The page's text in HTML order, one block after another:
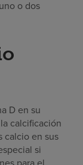
o dos
D en su
calcificación
calcio en sus
si